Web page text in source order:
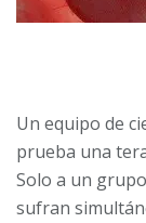
Un equipo de
prueba una
Solo a un
sufran